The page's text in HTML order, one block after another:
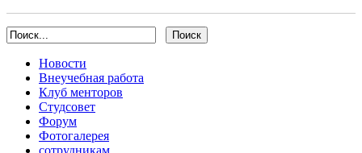
Новости
Внеучебная работа
Клуб менторов
Студсовет
Форум
Фотогалерея
сотрудникам